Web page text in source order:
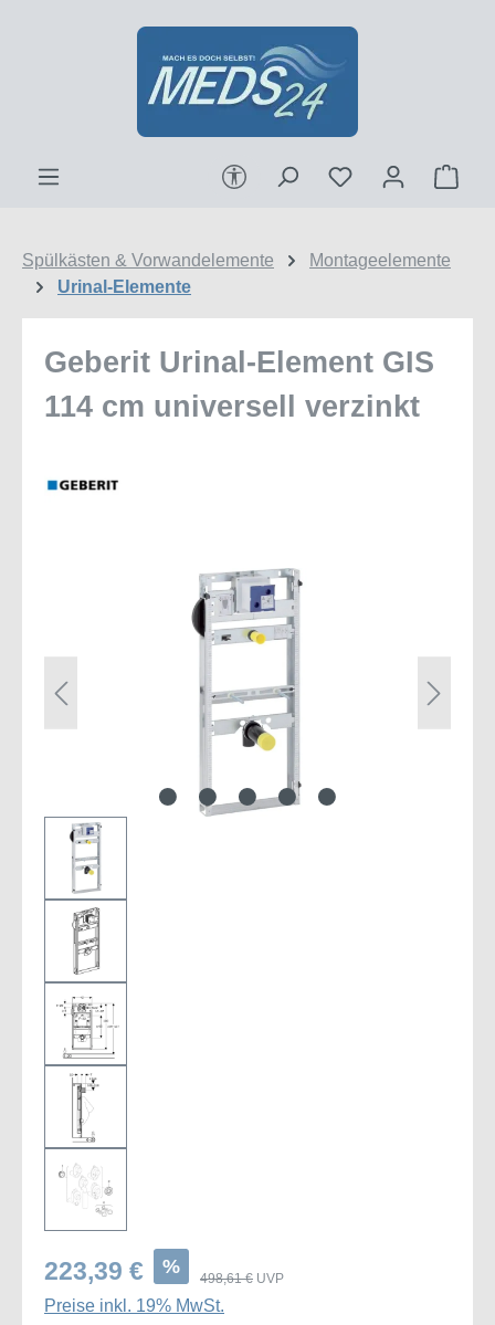
Zum Hauptinhalt springen
Werkzeugleiste anzeigen
Spülkästen & Vorwandelemente
Montageelemente
Urinal-Elemente
Geberit Urinal-Element GIS
114 cm universell verzinkt
Bildergalerie überspringen
223,39 € %
498,61 € UVP
Preise inkl. 19% MwSt.